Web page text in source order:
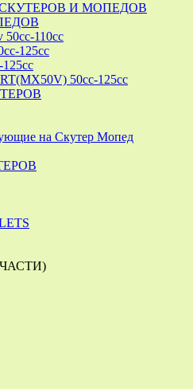
И МОПЕДОВ
50cc-110cc
125cc
50cc-125cc
на Скутер Мопед